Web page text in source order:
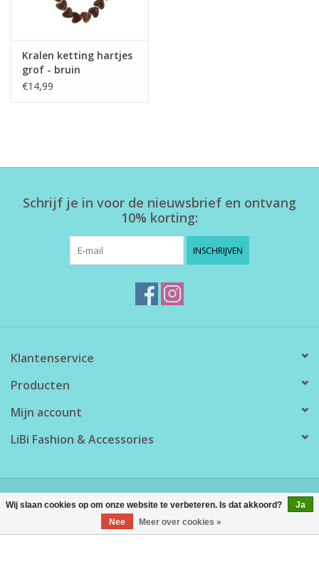
Kralen ketting hartjes
grof - bruin
€14,99
Schrijf je in voor de nieuwsbrief en ontvang
10% korting:
INSCHRIJVEN
Klantenservice
Producten
Mijn account
LiBi Fashion & Accessories
Lightspeed
Wij slaan cookies op om onze website te verbeteren. Is dat akkoord?
Ja
Nee
Meer over cookies »